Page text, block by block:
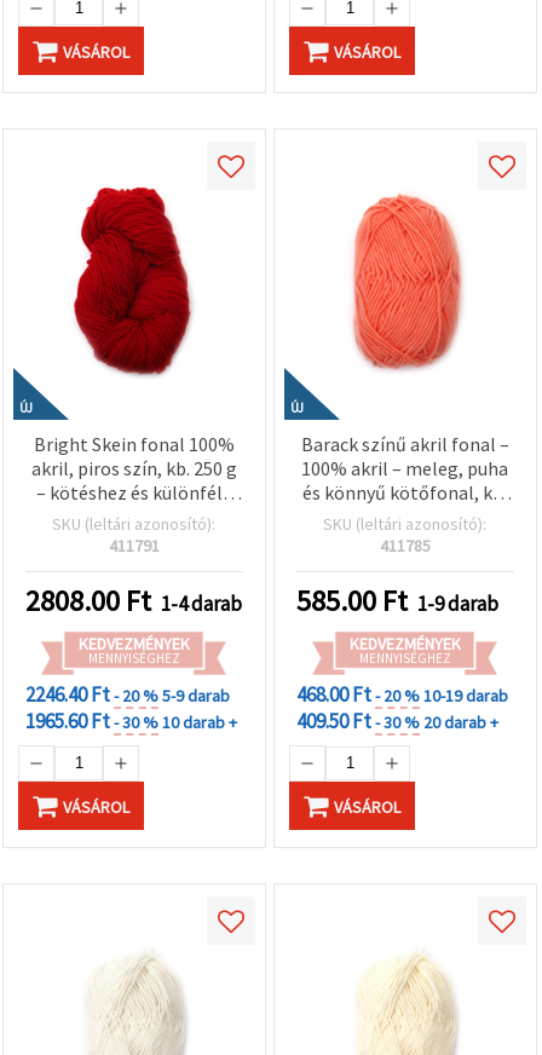
VÁSÁROL VÁSÁROL
ÚJ
Bright Skein fonal 100%
akril, piros szín, kb. 250 g
– kötéshez és különféle
kézműves projektekhez
SKU (leltári azonosító):
411791
2808.00 Ft 1-4 darab
KEDVEZMÉNYEK
MENNYISÉGHEZ
2246.40 Ft- 20 %5-9 darab
1965.60 Ft- 30 %10 darab +
VÁSÁROL
ÚJ
Barack színű akril fonal –
100% akril – meleg, puha
és könnyű kötőfonal, kb.
50 g
SKU (leltári azonosító):
411785
585.00 Ft 1-9 darab
KEDVEZMÉNYEK
MENNYISÉGHEZ
468.00 Ft- 20 %10-19 darab
409.50 Ft- 30 % 20 darab +
VÁSÁROL